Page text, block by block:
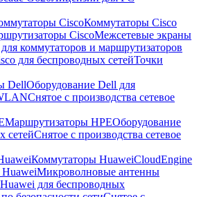
CiscoКоммутаторы Cisco
CiscoМежсетевые экраны
коммутаторов и маршрутизаторов
для беспроводных сетейТочки
DellОборудование Dell для
Снятое с производства сетевое
Маршрутизаторы HPEОборудование
сетейСнятое с производства сетевое
Коммутаторы HuaweiCloudEngine
Микроволновые антенны
для беспроводных